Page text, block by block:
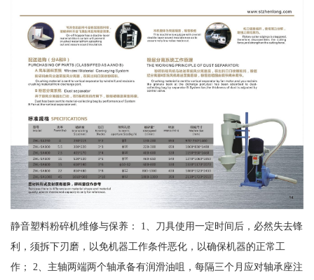
静音塑料粉碎机维修与保养： 1、刀具使用一定时间后，必然失去锋
利，须拆下刃磨，以免机器工作条件恶化，以确保机器的正常工
作； 2、主轴两端两个轴承备有润滑油咀，每隔三个月应对轴承座注